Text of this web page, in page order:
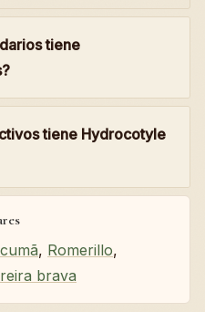
tiene
tiene Hydrocotyle
, Romerillo,
brava